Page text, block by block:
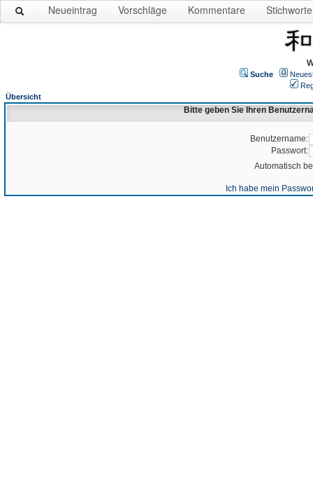
Neueintrag Vorschläge Kommentare Stichworte
Suche
Übersicht
Bitte geben Sie Ihren
Benutzername:
Passwort:
Automatisch
Ich habe mein